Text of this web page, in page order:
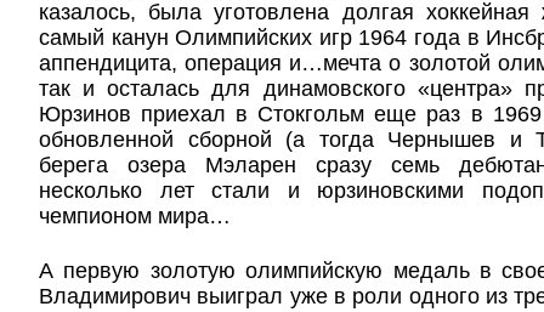
казалось, была уготовлена долгая
самый канун Олимпийских игр 1964 года в
аппендицита, операция и…мечта о золотой
так и осталась для динамовского «центра»
Юрзинов приехал в Стокгольм еще раз в 1969
обновленной сборной (а тогда Чернышев и
берега озера Мэларен сразу семь
несколько лет стали и юрзиновскими
чемпионом мира…
А первую золотую олимпийскую медаль в
Владимирович выиграл уже в роли одного из